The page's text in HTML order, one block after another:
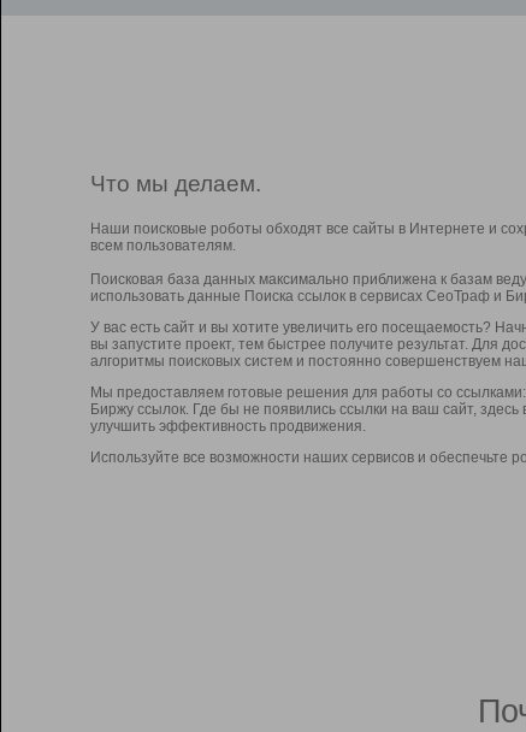
Что мы делаем.
Наши поисковые роботы обходят все сайты в Интернете и
всем пользователям.
Поисковая база данных максимально приближена к базам
использовать данные Поиска ссылок в сервисах СеоТраф и
У вас есть сайт и вы хотите увеличить его посещаемость?
вы запустите проект, тем быстрее получите результат. Для
алгоритмы поисковых систем и постоянно совершенствуем
Мы предоставляем готовые решения для работы со
Биржу ссылок. Где бы не появились ссылки на ваш сайт,
улучшить эффективность продвижения.
Используйте все возможности наших сервисов и обеспечьте